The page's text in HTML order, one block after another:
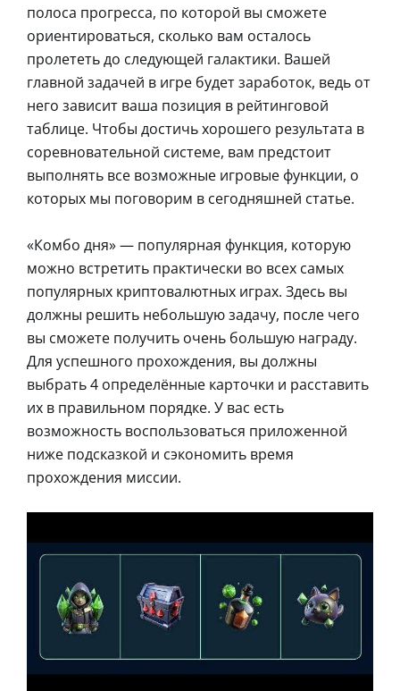
полоса прогресса, по которой вы сможете
ориентироваться, сколько вам осталось
пролететь до следующей галактики. Вашей
главной задачей в игре будет заработок, ведь от
него зависит ваша позиция в рейтинговой
таблице. Чтобы достичь хорошего результата в
соревновательной системе, вам предстоит
выполнять все возможные игровые функции, о
которых мы поговорим в сегодняшней статье.
«Комбо дня» — популярная функция, которую
можно встретить практически во всех самых
популярных криптовалютных играх. Здесь вы
должны решить небольшую задачу, после чего
вы сможете получить очень большую награду.
Для успешного прохождения, вы должны
выбрать 4 определённые карточки и расставить
их в правильном порядке. У вас есть
возможность воспользоваться приложенной
ниже подсказкой и сэкономить время
прохождения миссии.